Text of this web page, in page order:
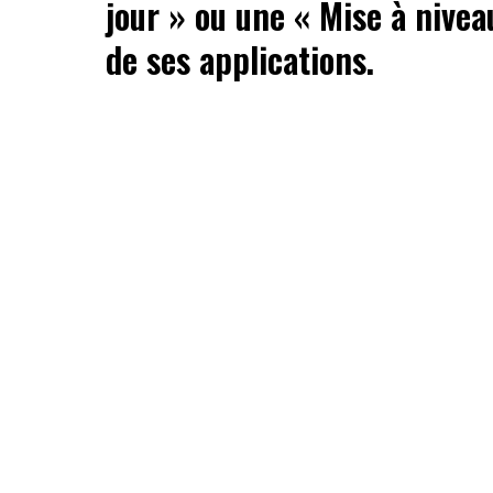
jour » ou une « Mise à
de ses applications.